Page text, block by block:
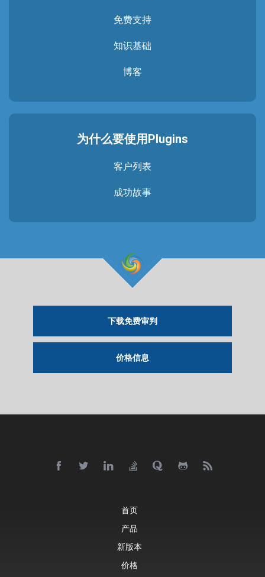
免费支持
知识基础
博客
为什么要使用Plugins
客户列表
成功故事
下载免费审判
价格信息
首页
产品
新版本
价格